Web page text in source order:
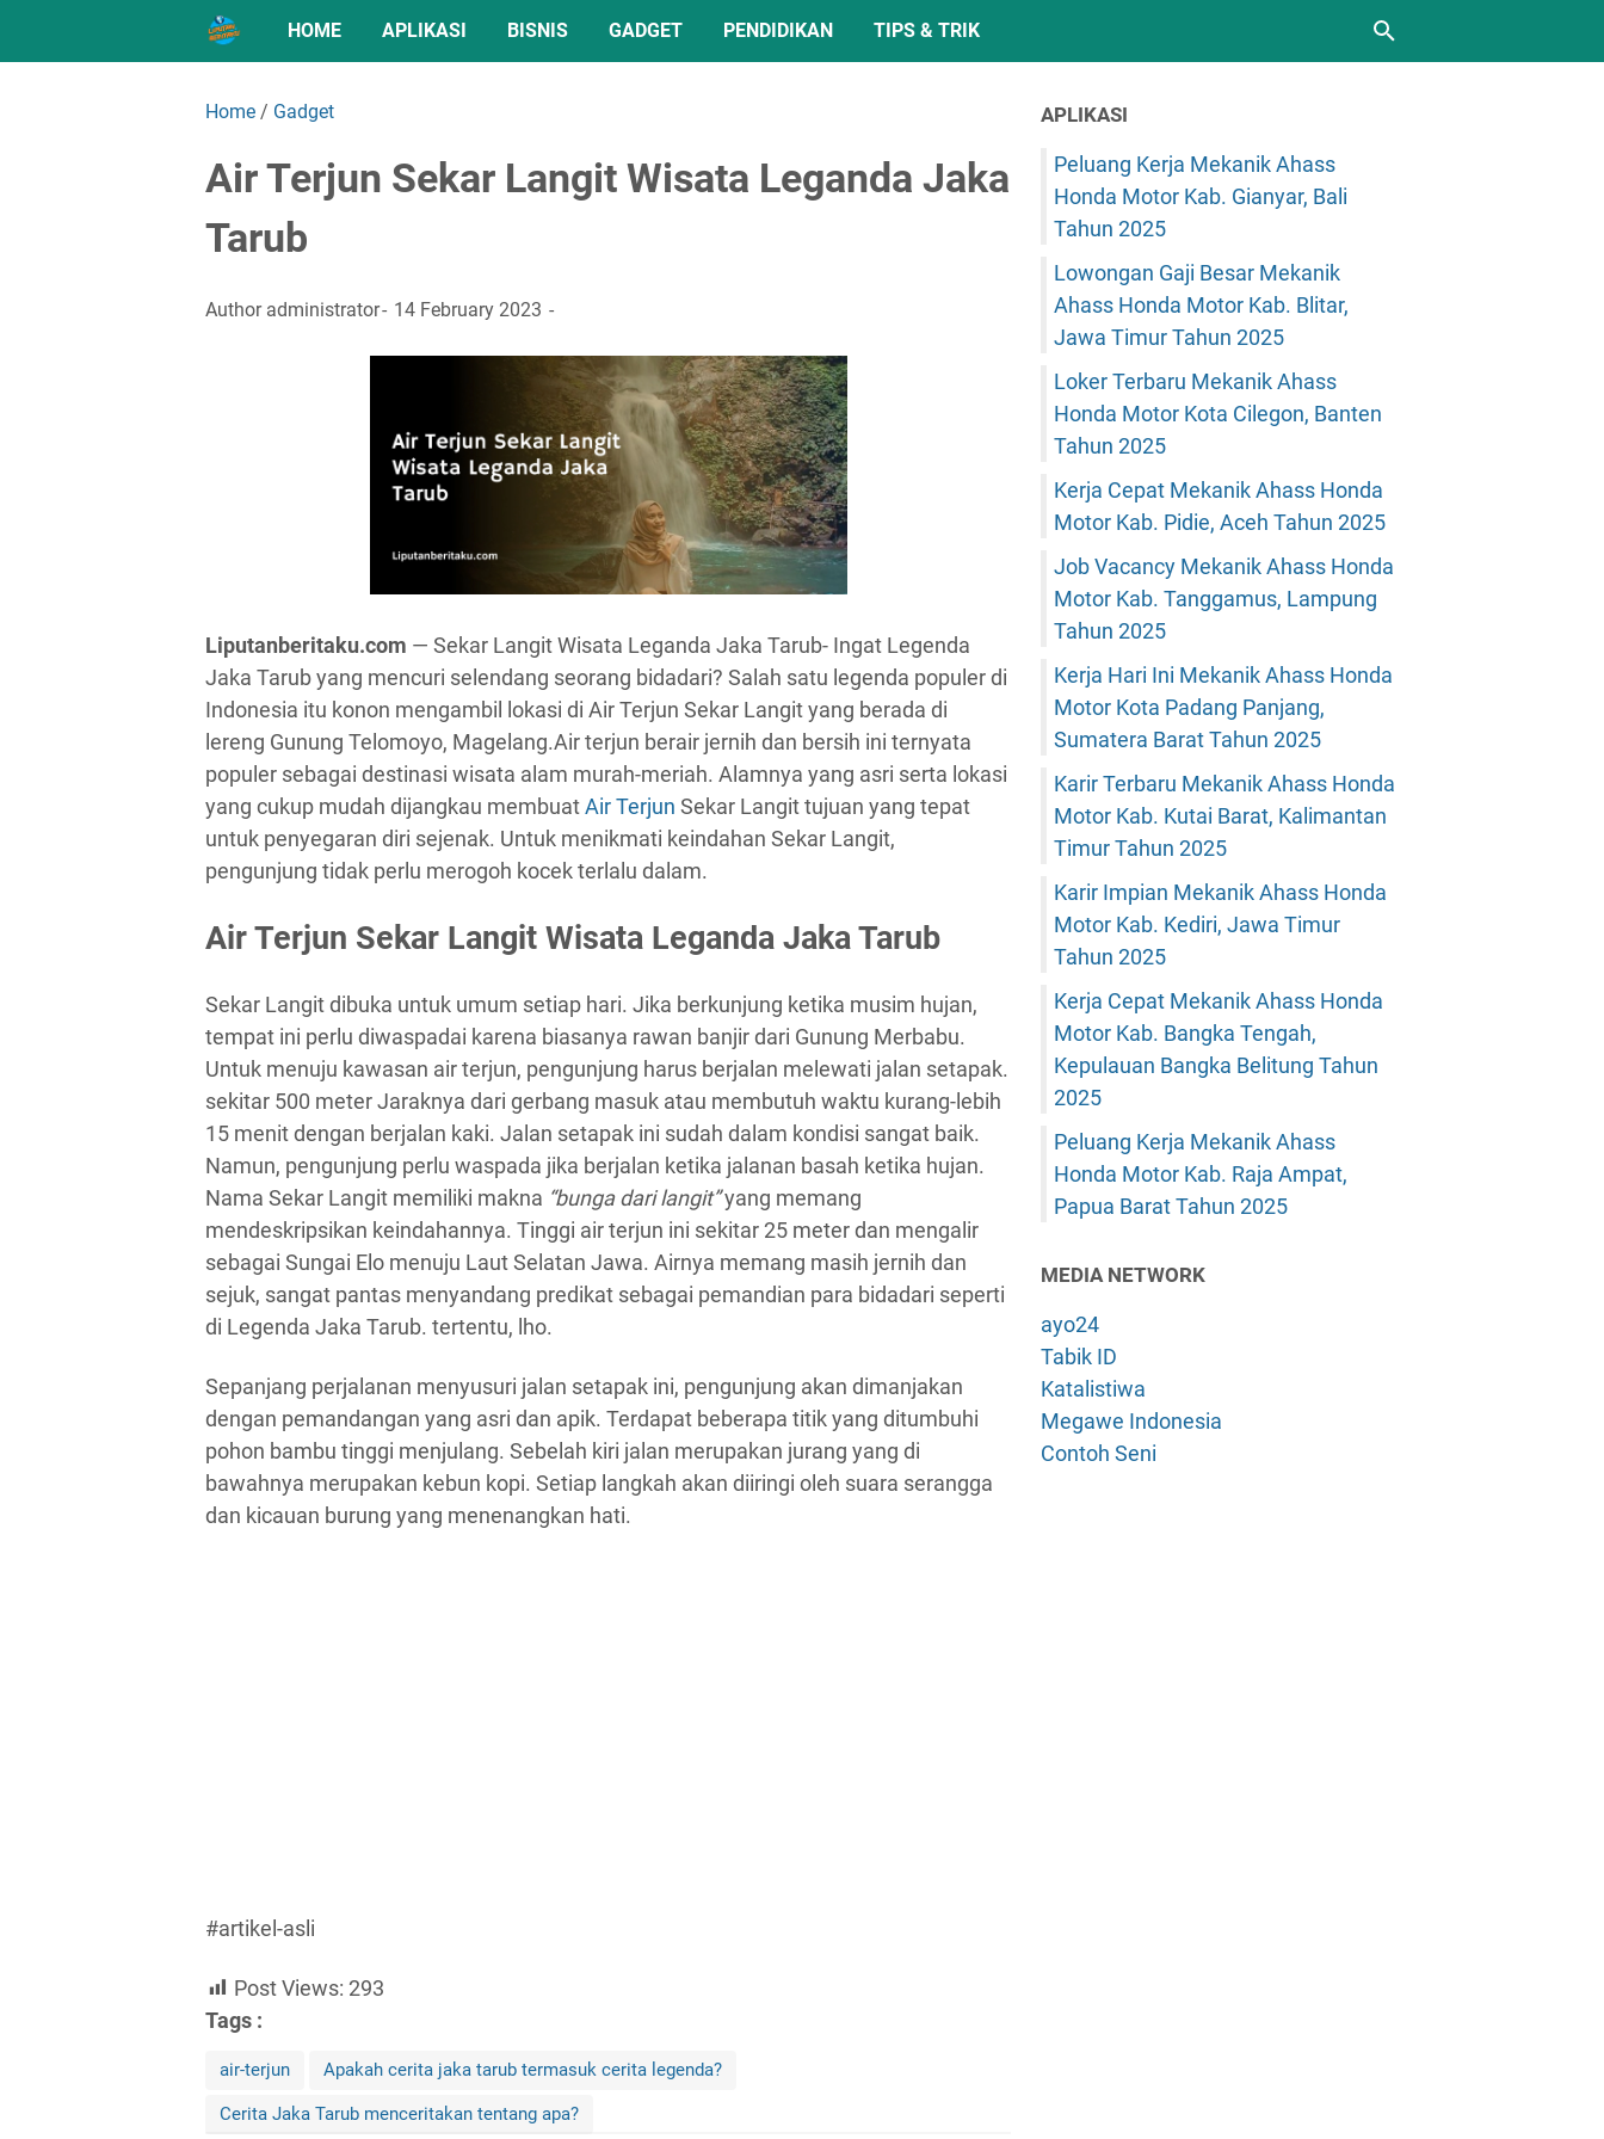
HOME APLIKASI BISNIS GADGET PENDIDIKAN TIPS & TRIK
Home / Gadget
Air Terjun Sekar Langit Wisata Leganda Jaka
Tarub
Author administrator 14 February 2023
Liputanberitaku.com — Sekar Langit Wisata Leganda Jaka Tarub- Ingat Legenda
Jaka Tarub yang mencuri selendang seorang bidadari? Salah satu legenda populer di
Indonesia itu konon mengambil lokasi di Air Terjun Sekar Langit yang berada di
lereng Gunung Telomoyo, Magelang.Air terjun berair jernih dan bersih ini ternyata
populer sebagai destinasi wisata alam murah-meriah. Alamnya yang asri serta lokasi
yang cukup mudah dijangkau membuatAir Terjun Sekar Langit tujuan yang tepat
untuk penyegaran diri sejenak. Untuk menikmati keindahan Sekar Langit,
pengunjung tidak perlu merogoh kocek terlalu dalam.
Air Terjun Sekar Langit Wisata Leganda Jaka Tarub
Sekar Langit dibuka untuk umum setiap hari. Jika berkunjung ketika musim hujan,
tempat ini perlu diwaspadai karena biasanya rawan banjir dari Gunung Merbabu.
Untuk menuju kawasan air terjun, pengunjung harus berjalan melewati jalan setapak.
sekitar 500 meter Jaraknya dari gerbang masuk atau membutuh waktu kurang-lebih
15 menit dengan berjalan kaki. Jalan setapak ini sudah dalam kondisi sangat baik.
Namun, pengunjung perlu waspada jika berjalan ketika jalanan basah ketika hujan.
Nama Sekar Langit memiliki makna “bunga dari langit”yang memang
mendeskripsikan keindahannya. Tinggi air terjun ini sekitar 25 meter dan mengalir
sebagai Sungai Elo menuju Laut Selatan Jawa. Airnya memang masih jernih dan
sejuk, sangat pantas menyandang predikat sebagai pemandian para bidadari seperti
di Legenda Jaka Tarub. tertentu, lho.
Sepanjang perjalanan menyusuri jalan setapak ini, pengunjung akan dimanjakan
dengan pemandangan yang asri dan apik. Terdapat beberapa titik yang ditumbuhi
pohon bambu tinggi menjulang. Sebelah kiri jalan merupakan jurang yang di
bawahnya merupakan kebun kopi. Setiap langkah akan diiringi oleh suara serangga
dan kicauan burung yang menenangkan hati.
#artikel-asli
Post Views: 293
Tags :
air-terjun Apakah cerita jaka tarub termasuk cerita legenda?
Cerita Jaka Tarub menceritakan tentang apa?
APLIKASI
Peluang Kerja Mekanik Ahass
Honda Motor Kab. Gianyar, Bali
Tahun 2025
Lowongan Gaji Besar Mekanik
Ahass Honda Motor Kab. Blitar,
Jawa Timur Tahun 2025
Loker Terbaru Mekanik Ahass
Honda Motor Kota Cilegon, Banten
Tahun 2025
Kerja Cepat Mekanik Ahass Honda
Motor Kab. Pidie, Aceh Tahun 2025
Job Vacancy Mekanik Ahass Honda
Motor Kab. Tanggamus, Lampung
Tahun 2025
Kerja Hari Ini Mekanik Ahass Honda
Motor Kota Padang Panjang,
Sumatera Barat Tahun 2025
Karir Terbaru Mekanik Ahass Honda
Motor Kab. Kutai Barat, Kalimantan
Timur Tahun 2025
Karir Impian Mekanik Ahass Honda
Motor Kab. Kediri, Jawa Timur
Tahun 2025
Kerja Cepat Mekanik Ahass Honda
Motor Kab. Bangka Tengah,
Kepulauan Bangka Belitung Tahun
2025
Peluang Kerja Mekanik Ahass
Honda Motor Kab. Raja Ampat,
Papua Barat Tahun 2025
MEDIA NETWORK
ayo24
Tabik ID
Katalistiwa
Megawe Indonesia
Contoh Seni